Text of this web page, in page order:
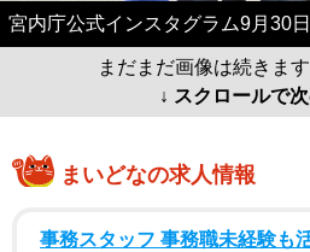
宮内庁公式インスタグラム9月30
まだまだ画像は続きま
↓ スクロールで
まいどなの求人情報
事務スタッフ 事務職未経験も